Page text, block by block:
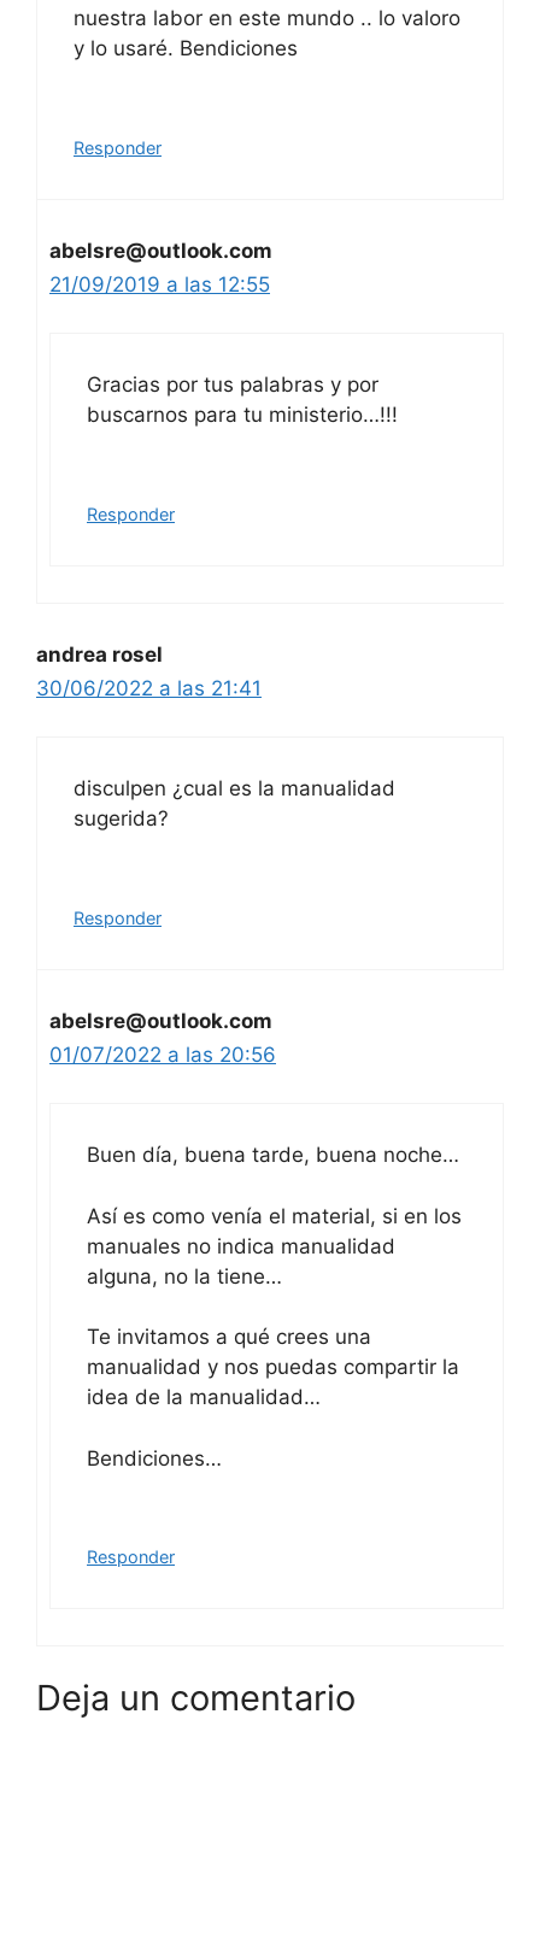
nuestra labor en este mundo .. lo valoro
y lo usaré. Bendiciones
Responder
abelsre@outlook.com
21/09/2019 a las 12:55
Gracias por tus palabras y por
buscarnos para tu ministerio…!!!
Responder
andrea rosel
30/06/2022 a las 21:41
disculpen ¿cual es la manualidad
sugerida?
Responder
abelsre@outlook.com
01/07/2022 a las 20:56
Buen día, buena tarde, buena noche…
Así es como venía el material, si en los
manuales no indica manualidad
alguna, no la tiene…
Te invitamos a qué crees una
manualidad y nos puedas compartir la
idea de la manualidad…
Bendiciones…
Responder
Deja un comentario